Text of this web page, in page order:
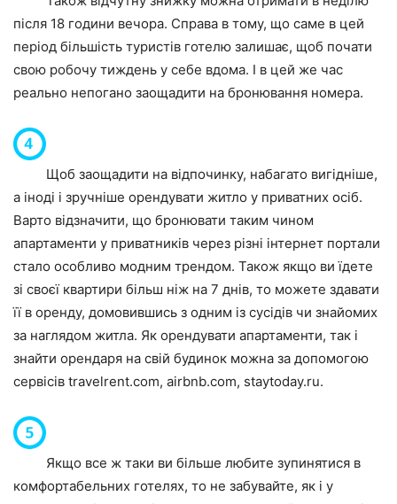
після 18 години вечора. Справа в тому, що саме в цей
період більшість туристів готелю залишає, щоб почати
свою робочу тиждень у себе вдома. І в цей же час
реально непогано заощадити на бронювання номера.
Щоб заощадити на відпочинку, набагато вигідніше,
а іноді і зручніше орендувати житло у приватних осіб.
Варто відзначити, що бронювати таким чином
апартаменти у приватників через різні інтернет портали
стало особливо модним трендом. Також якщо ви їдете
зі своєї квартири більш ніж на 7 днів, то можете здавати
її в оренду, домовившись з одним із сусідів чи знайомих
за наглядом житла. Як орендувати апартаменти, так і
знайти орендаря на свій будинок можна за допомогою
сервісів travelrent.com, airbnb.com, staytoday.ru.
Якщо все ж таки ви більше любите зупинятися в
комфортабельних готелях, то не забувайте, як і у